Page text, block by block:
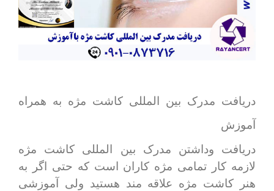
دریافت مدرک بین المللی کاشت مژه به همراه
آموزش
دریافت وداشتن مدرک بین المللی کاشت مژه
لازمه کار تمامی مژه کاران است که حتی اگر به
هنر کاشت مژه علاقه مند هستید ولی آموزشی